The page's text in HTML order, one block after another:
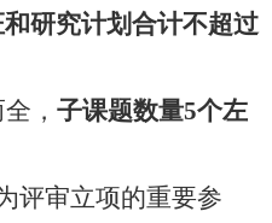
研究计划合计不超过
， 子课题数量5个左
评审立项的重要参